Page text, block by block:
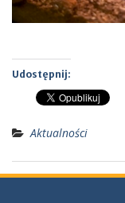
Udostępnij:
Aktualności